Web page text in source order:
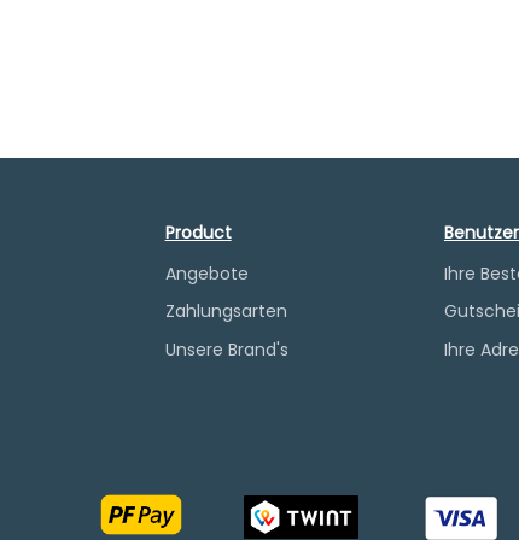
Product
Angebote
Zahlungsarten
Unsere Brand's
Ihre
Ihre